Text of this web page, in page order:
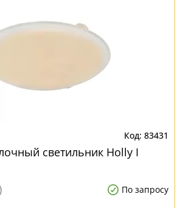
83431
светильник Holly I
По запросу